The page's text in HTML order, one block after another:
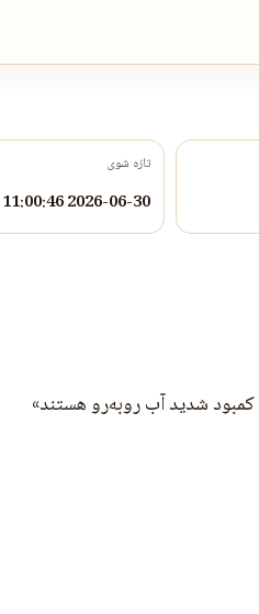
تازه شوی
2026-06-30 11:00:46
شدید آب روبه‌رو هستند»